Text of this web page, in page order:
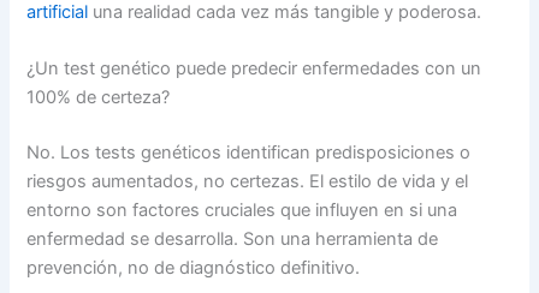
artificial una realidad cada vez más tangible y poderosa.
¿Un test genético puede predecir enfermedades con un
100% de certeza?
No. Los tests genéticos identifican predisposiciones o
riesgos aumentados, no certezas. El estilo de vida y el
entorno son factores cruciales que influyen en si una
enfermedad se desarrolla. Son una herramienta de
prevención, no de diagnóstico definitivo.